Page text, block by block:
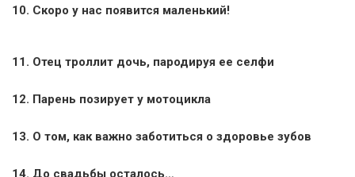
10. Скоро у нас появится маленький!
11. Отец троллит дочь, пародируя ее селфи
12. Парень позирует у мотоцикла
13. О том, как важно заботиться о здоровье зубов
14. До свадьбы осталось…